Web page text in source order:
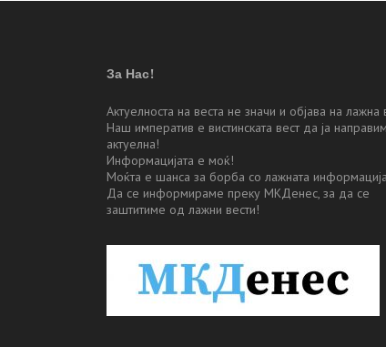
За Нас!
Актуелноста на веста не значи и објава на лажна
Наш императив е вистинската вест да ја
актуелна!
Информацијата е моќ!
Моќта е шанса за борба со лажната
Да се информираме преку МКДенес, за да се
заштитиме од лажни вести!